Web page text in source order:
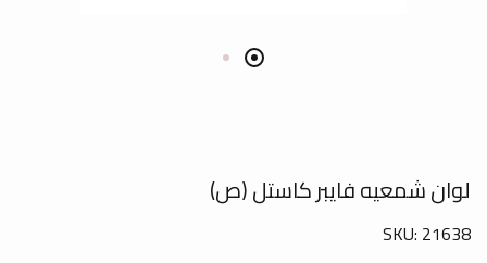
لوان شمعيه فايبر كاستل (ص)
SKU: 21638